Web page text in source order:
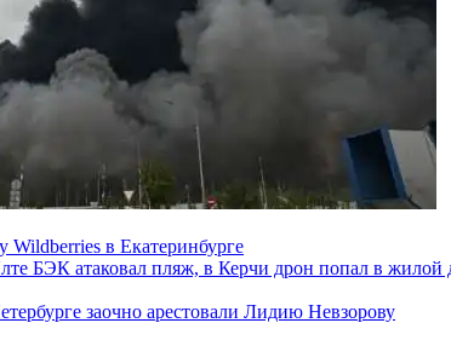
Wildberries в Екатеринбурге
БЭК атаковал пляж, в Керчи дрон попал в жилой
заочно арестовали Лидию Невзорову